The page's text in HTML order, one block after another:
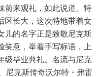
前来观礼，如此说道。特
区长大，这次特地带着女
儿的名字正是致敬尼克斯
笑意，举着手写标语，上
级毕业典礼。名流与尼克
尼克斯传奇沃尔特・弗雷